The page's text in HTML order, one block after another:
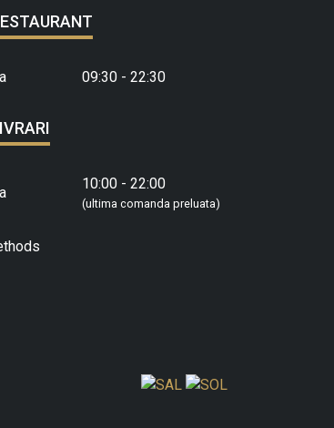
09:30 - 22:30
10:00 - 22:00
(ultima comanda preluata)